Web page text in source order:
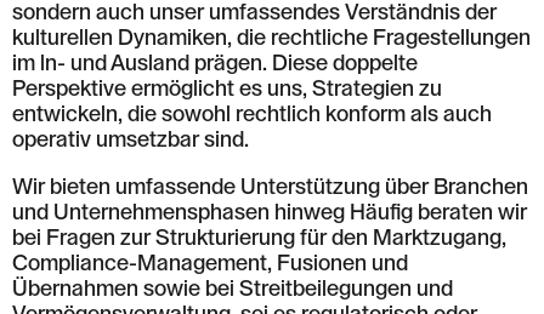
DATENSCHUTZLINKEDIN
sondern auch unser umfassendes Verständnis der
kulturellen Dynamiken, die rechtliche Fragestellungen
im ln- und Ausland prägen. Diese doppelte
Perspektive ermöglicht es uns, Strategien zu
entwickeln, die sowohl rechtlich konform als auch
operativ umsetzbar sind.
Wir bieten umfassende Unterstützung über Branchen
und Unternehmensphasen hinweg Häufig beraten wir
bei Fragen zur Strukturierung für den Marktzugang,
Compliance-Management, Fusionen und
Übernahmen sowie bei Streitbeilegungen und